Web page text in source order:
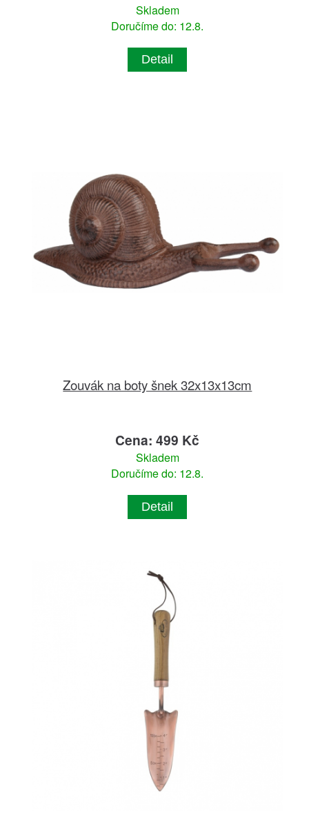
Skladem
Doručíme do: 12.8.
Detail
Zouvák na boty šnek 32x13x13cm
Cena: 499 Kč
Skladem
Doručíme do: 12.8.
Detail